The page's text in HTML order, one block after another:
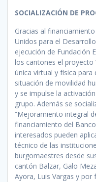
SOCIALIZACIÓN DE
Gracias al
Unidos para el
ejecución de Fundación
los cantones el proyecto
única virtual y física
situación de movilidad
y se impulse la
grupo. Además se
“Mejoramiento integral
financiamiento del
interesados pueden
técnico de las
burgomaestres desde
cantón Balzar, Galo
Ayora, Luis Vargas y